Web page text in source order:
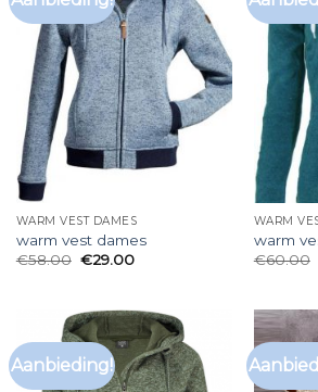
WARM VEST DAMES
warm vest dames
€58.00 €29.00
WARM
warm
€60.00
Aanbieding!